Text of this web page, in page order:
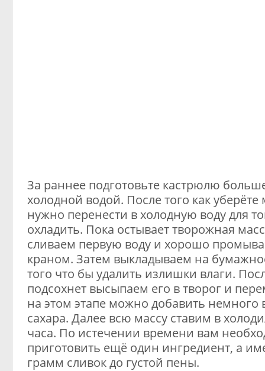
За раннее подготовьте кастрюлю
холодной водой. После того как уберёте
нужно перенести в холодную воду для
охладить. Пока остывает творожная
сливаем первую воду и хорошо
краном. Затем выкладываем на
того что бы удалить излишки влаги.
подсохнет высыпаем его в творог и
на этом этапе можно добавить немного
сахара. Далее всю массу ставим в
часа. По истечении времени вам
приготовить ещё один ингредиент, а
грамм сливок до густой пены.